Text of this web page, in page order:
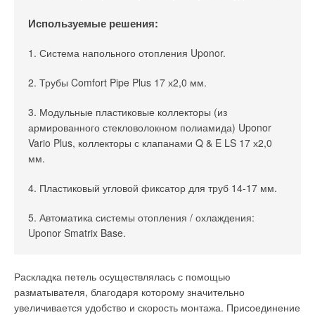
Используемые решения:
1. Система напольного отопления Uponor.
2. Трубы Comfort Pipe Plus 17 х2,0 мм.
3. Модульные пластиковые коллекторы (из
армированного стекловолокном полиамида) Uponor
Vario Plus, коллекторы с клапанами Q & E LS 17 х2,0
мм.
4. Пластиковый угловой фиксатор для труб 14-17 мм.
5. Автоматика системы отопления / охлаждения:
Uponor Smatrix Base.
Раскладка петель осуществлялась с помощью
разматывателя, благодаря которому значительно
увеличивается удобство и скорость монтажа. Присоединение
Для подогрева питательной воды установлен пластинчатый
оборудование — производства компании Wilo. Удаление
деаэратором.
В качестве системы дымоудаления в котельной применена
сертифицированная трёхствольная дымовая труба
производства компании ООО «Модульные котельные
системы» модели К3, высотой 25 м с индивидуальными
Фото 7. В одной части
здания уложен бетонный
пол
Фото 8. Почти закончили.
Вся система уже залита
напольным покрытием